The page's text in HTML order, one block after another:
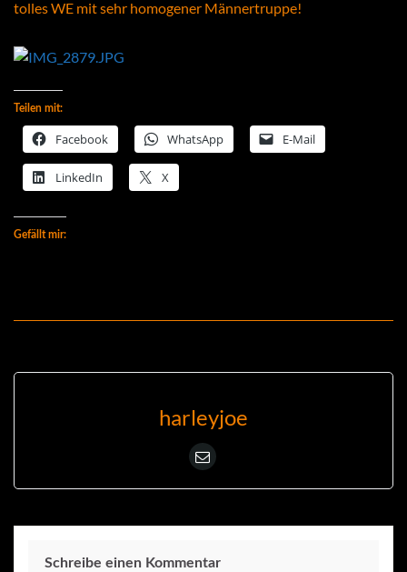
tolles WE mit sehr homogener Männertruppe!
Teilen mit:
Facebook WhatsApp E-Mail
LinkedIn X
Gefällt mir:
harleyjoe
Schreibe einen Kommentar